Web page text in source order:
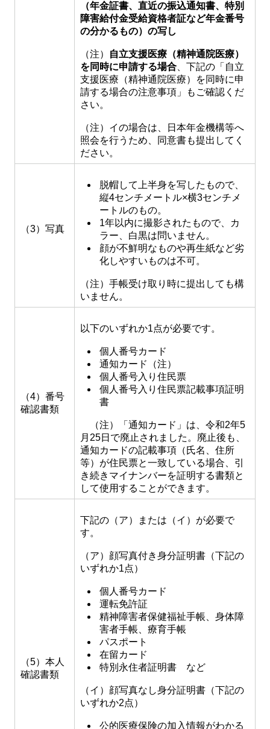
（年金証書、直近の振込通知書、特別
障害給付金受給資格者証など年金番号
の分かるもの）の写し
（注）
自立支援医療（精神通院医療）
を同時に申請する場合 、下記の「自立
支援医療（精神通院医療）を同時に申
請する場合の注意事項」もご確認くだ
さい。
（注）イの場合は、日本年金機構等へ
照会を行うため、同意書も提出してく
ださい。
（3）写真
脱帽して上半身を写したもので、
縦4センチメートル×横3センチメ
ートルのもの。
1年以内に撮影されたもので、カ
ラー、白黒は問いません。
顔が不鮮明なものや再生紙など劣
化しやすいものは不可。
（注）手帳受け取り時に提出しても構
いません。
（4）番号
確認書類
以下のいずれか1点が必要です。
個人番号カード
通知カード（注）
個人番号入り住民票
個人番号入り住民票記載事項証明
書
（注）「通知カード」は、令和2年5
月25日で廃止されました。廃止後も、
通知カードの記載事項（氏名、住所
等）が住民票と一致している場合、引
き続きマイナンバーを証明する書類と
して使用することができます。
（5）本人
確認書類
下記の（ア）または（イ）が必要で
す。
（ア）顔写真付き身分証明書（下記の
いずれか1点）
個人番号カード
運転免許証
精神障害者保健福祉手帳、身体障
害者手帳、療育手帳
パスポート
在留カード
特別永住者証明書 など
（イ）顔写真なし身分証明書（下記の
いずれか2点）
公的医療保険の加入情報がわかる